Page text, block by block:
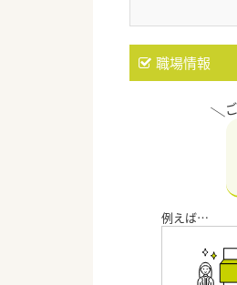
職場情報